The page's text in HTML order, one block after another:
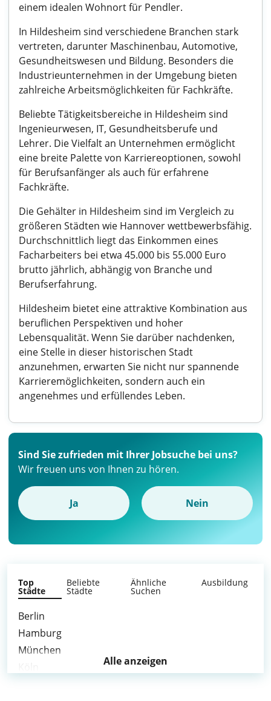
einem idealen Wohnort für Pendler.
In Hildesheim sind verschiedene Branchen stark
vertreten, darunter Maschinenbau, Automotive,
Gesundheitswesen und Bildung. Besonders die
Industrieunternehmen in der Umgebung bieten
zahlreiche Arbeitsmöglichkeiten für Fachkräfte.
Beliebte Tätigkeitsbereiche in Hildesheim sind
Ingenieurwesen, IT, Gesundheitsberufe und
Lehrer. Die Vielfalt an Unternehmen ermöglicht
eine breite Palette von Karriereoptionen, sowohl
für Berufsanfänger als auch für erfahrene
Fachkräfte.
Die Gehälter in Hildesheim sind im Vergleich zu
größeren Städten wie Hannover wettbewerbsfähig.
Durchschnittlich liegt das Einkommen eines
Facharbeiters bei etwa 45.000 bis 55.000 Euro
brutto jährlich, abhängig von Branche und
Berufserfahrung.
Hildesheim bietet eine attraktive Kombination aus
beruflichen Perspektiven und hoher
Lebensqualität. Wenn Sie darüber nachdenken,
eine Stelle in dieser historischen Stadt
anzunehmen, erwarten Sie nicht nur spannende
Karrieremöglichkeiten, sondern auch ein
angenehmes und erfüllendes Leben.
Sind Sie zufrieden mit Ihrer Jobsuche bei uns?
Wir freuen uns von Ihnen zu hören.
Ja Nein
Top
Städte
Beliebte
Städte
Ähnliche
Suchen
Ausbildung
Berlin
Hamburg
München
Alle anzeigen